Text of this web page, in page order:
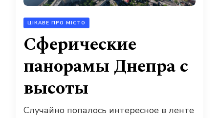
ЦІКАВЕ ПРО МІСТО
Сферические
панорамы Днепра с
высоты
Случайно попалось интересное в ленте